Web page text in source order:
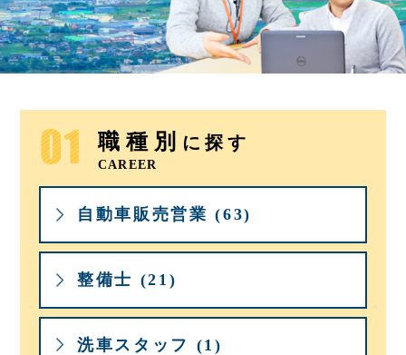
職種別 に探す
CAREER
自動車販売営業 (63)
整備士 (21)
洗車スタッフ (1)